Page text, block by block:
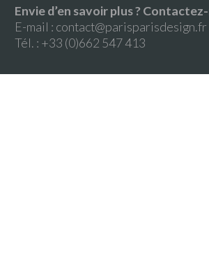
Envie d’en savoir plus ?
E-mail : contact@parisparisdesign.fr
Tél. : +33 (0)662 547 413